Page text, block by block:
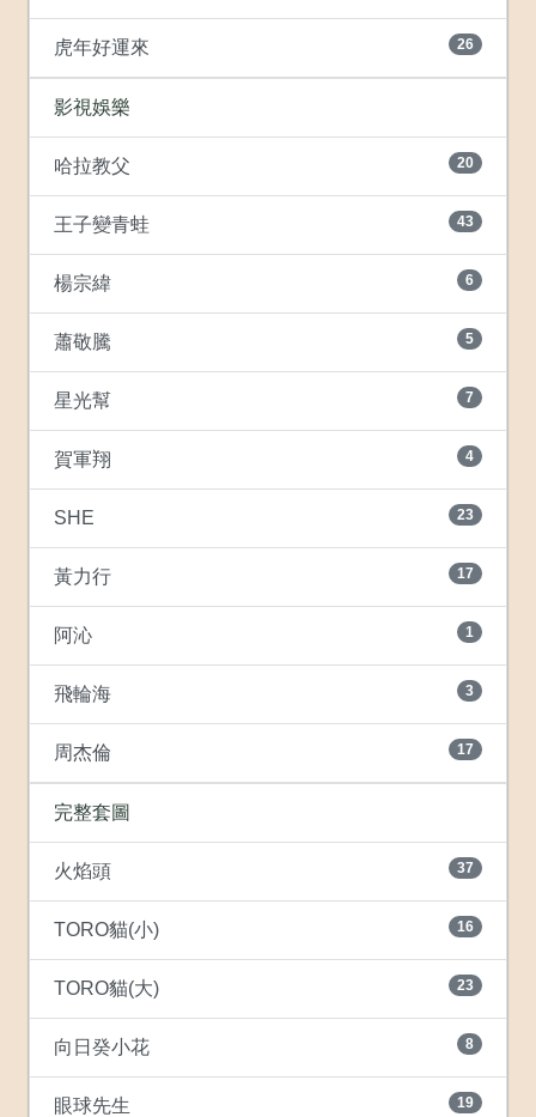
虎年好運來 26
影視娛樂
哈拉教父 20
王子變青蛙 43
楊宗緯 6
蕭敬騰 5
星光幫 7
賀軍翔 4
SHE 23
黃力行 17
阿沁 1
飛輪海 3
周杰倫 17
完整套圖
火焰頭 37
TORO貓(小) 16
TORO貓(大) 23
向日癸小花 8
眼球先生 19